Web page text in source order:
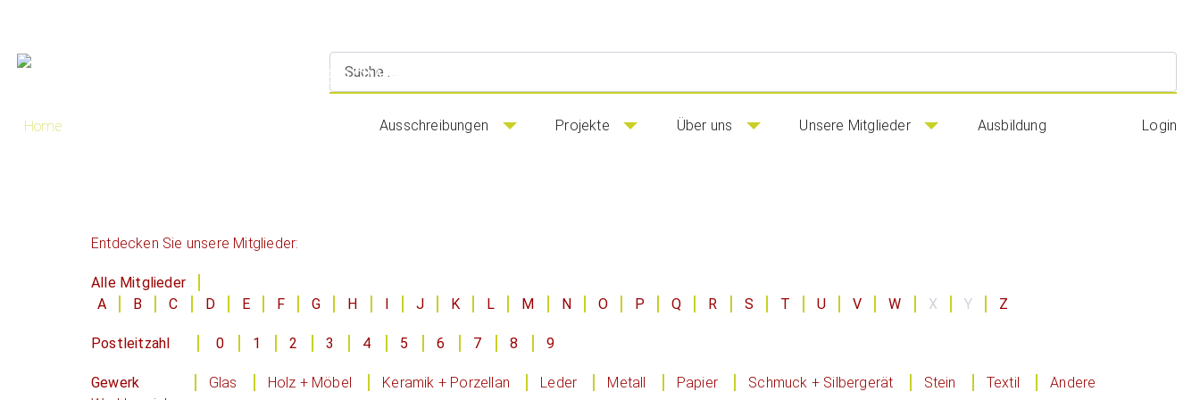
Home Ausschreibungen Projekte Über uns Unsere Mitglieder Ausbildung Login
Entdecken Sie unsere Mitglieder:
Alle Mitglieder
A
B C D E F G H I J K L M N O P Q R S T U V W X Y Z
Postleitzahl 0 1 2 3 4 5 6 7 8 9
Gewerk Glas Holz + Möbel Keramik + Porzellan Leder Metall Papier Schmuck + Silbergerät Stein Textil
Andere